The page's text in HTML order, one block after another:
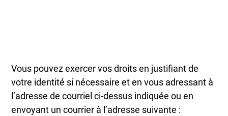
Vous pouvez exercer vos droits en justifiant de
votre identité si nécessaire et en vous adressant à
l’adresse de courriel ci-dessus indiquée ou en
envoyant un courrier à l’adresse suivante :